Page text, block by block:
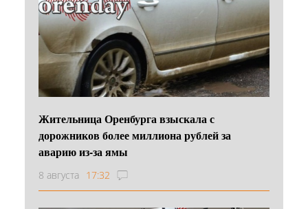
Жительница Оренбурга взыскала с
дорожников более миллиона рублей за
аварию из-за ямы
8 августа 17:32